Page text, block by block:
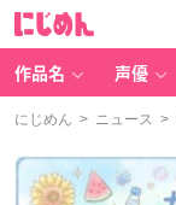
作品名 声優
にじめん > ニュース >